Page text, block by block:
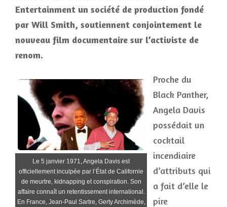
Entertainment un société de production fondé
par Will Smith, soutiennent conjointement le
nouveau film documentaire sur l’activiste de
renom.
Le 5 janvier 1971, Angela Davis est
officiellement inculpée par l’État de Californie
de meurtre, kidnapping et conspiration. Son
affaire connaît un retentissement international.
En France, Jean-Paul Sartre, Gerty Archimède,
Proche du
Black Panther,
Angela Davis
possédait un
cocktail
incendiaire
d’attributs qui
a fait d’elle le
pire